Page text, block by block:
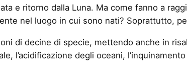
e ritorno dalla Luna. Ma come fanno a
nel luogo in cui sono nati? Soprattutto,
di decine di specie, mettendo anche in
l’acidificazione degli oceani,